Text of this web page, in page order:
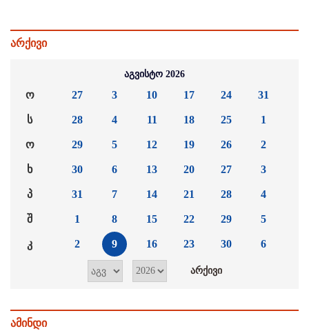
არქივი
აგვისტო 2026
ო
ს
ო
ხ
პ
შ
კ
27
28
29
30
31
1
2
3
4
5
6
7
8
9
10
11
12
13
14
15
16
17
18
19
20
21
22
23
24
25
26
27
28
29
30
31
1
2
3
4
5
6
ამინდი